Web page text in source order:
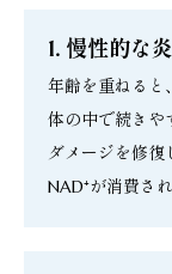
1. 慢性的な
年齢を重ねると
体の中で続きや
ダメージを修復
NAD⁺が消費され